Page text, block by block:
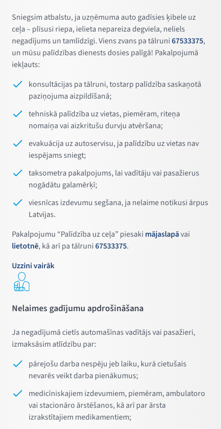
Sniegsim atbalstu, ja uzņēmuma auto gadīsies ķibele uz
ceļa – plīsusi riepa, ielieta nepareiza degviela, neliels
negadījums un tamlīdzīgi. Viens zvans pa tālruni67533375,
un mūsu palīdzības dienests dosies palīgā! Pakalpojumā
iekļauts:
konsultācijas pa tālruni, tostarp palīdzība saskaņotā
paziņojuma aizpildīšanā;
tehniskā palīdzība uz vietas, piemēram, riteņa
nomaiņa vai aizkritušu durvju atvēršana;
evakuācija uz autoservisu, ja palīdzību uz vietas nav
iespējams sniegt;
taksometra pakalpojums, lai vadītāju vai pasažierus
nogādātu galamērķī;
viesnīcas izdevumu segšana, ja nelaime notikusi ārpus
Latvijas.
Pakalpojumu “Palīdzība uz ceļa” piesaki mājaslapāvai
lietotnē, kā arī pa tālruni67533375.
Uzzini vairāk
Nelaimes gadījumu apdrošināšana
Ja negadījumā cietīs automašīnas vadītājs vai pasažieri,
izmaksāsim atlīdzību par:
pārejošu darba nespēju jeb laiku, kurā cietušais
nevarēs veikt darba pienākumus;
medicīniskajiem izdevumiem, piemēram, ambulatoro
vai stacionāro ārstēšanos, kā arī par ārsta
izrakstītajiem medikamentiem;